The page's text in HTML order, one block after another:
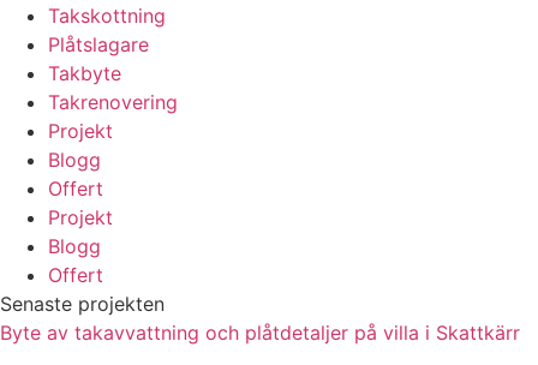
Takskottning
Plåtslagare
Takbyte
Takrenovering
Projekt
Blogg
Offert
Projekt
Blogg
Offert
Senaste projekten
Byte av takavvattning och plåtdetaljer på villa i Skattkärr